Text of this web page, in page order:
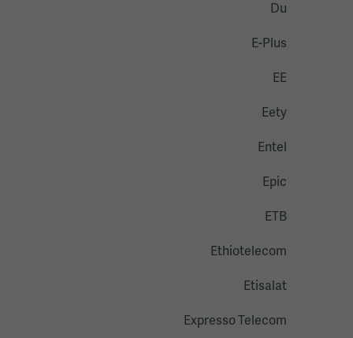
Du
E-Plus
EE
Eety
Entel
Epic
ETB
Ethiotelecom
Etisalat
Expresso Telecom